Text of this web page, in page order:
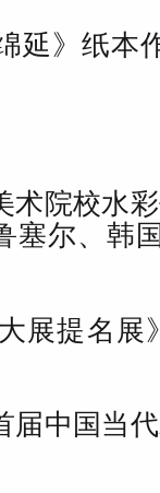
》纸本
院校水
塞尔、韩
展提名展
中国当